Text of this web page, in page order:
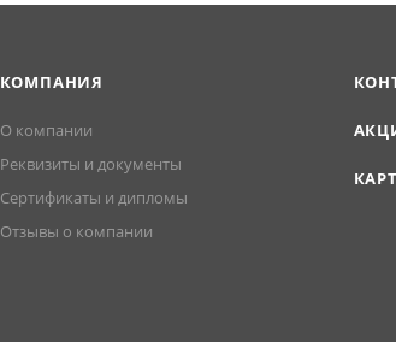
КОМПАНИЯ
О компании
Реквизиты и документы
Сертификаты и дипломы
Отзывы о компании